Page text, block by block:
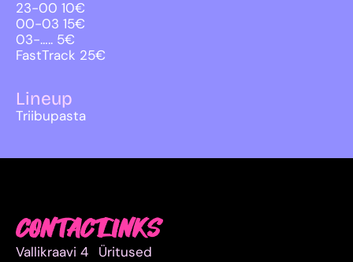
23-00 10€
00-03 15€
03-….. 5€
FastTrack 25€
Lineup
Triibupasta
CONTACT
Vallikraavi 4
LINKS
Üritused